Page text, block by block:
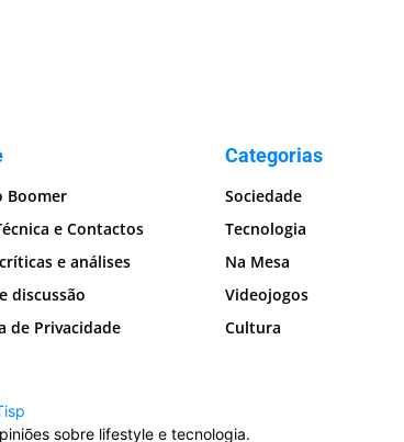
Boomer
e Contactos
e análises
discussão
de Privacidade
Categorias
Sociedade
Tecnologia
Na Mesa
Videojogos
Cultura
sobre lifestyle e tecnologia.